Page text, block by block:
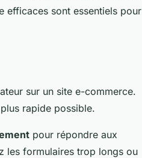
efficaces sont essentiels pour
sur un site e-commerce.
rapide possible.
pour répondre aux
les formulaires trop longs ou